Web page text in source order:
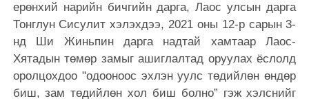
ерөнхий нарийн бичгийн дарга, Лаос улсын дарга
Тонглун Сисулит хэлэхдээ, 2021 оны 12-р сарын 3-
нд Ши Жиньпин дарга надтай хамтаар Лаос-
Хятадын төмөр замыг ашиглалтад оруулах ёслолд
оролцохдоо "одооноос эхлэн уулс төдийлөн өндөр
биш, зам төдийлөн хол биш болно” гэж хэлснийг